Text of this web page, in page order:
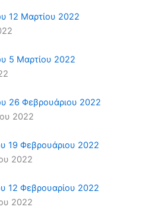
12 Μαρτίου 2022
5 Μαρτίου 2022
26 Φεβρουάριου 2022
2022
Φεβρουάριου 2022
2022
Φεβρουαρίου 2022
2022